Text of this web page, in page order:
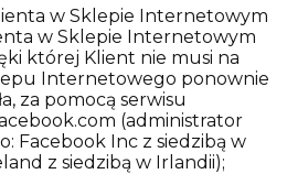
w Sklepie Internetowym
w Sklepie Internetowym
której Klient nie musi na
Internetowego ponownie
za pomocą serwisu
(administrator
Facebook Inc z siedzibą w
z siedzibą w Irlandii);